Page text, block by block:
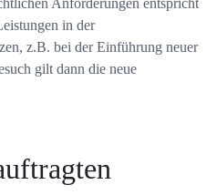
Anforderungen entspricht
in der
z.B. bei der Einführung neuer
gilt dann die neue